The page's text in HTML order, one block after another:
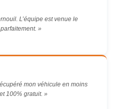
L’équipe est venue le
»
mon véhicule en moins
100% gratuit. »